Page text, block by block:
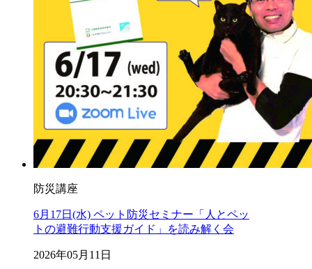
防災講座
6月17日(水) ペット防災セミナー「人とペッ
トの避難行動支援ガイド」を読み解く会
2026年05月11日